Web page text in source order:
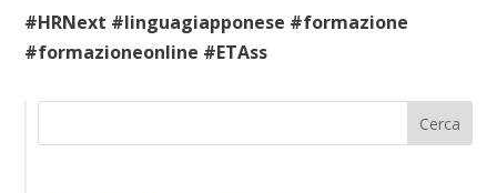
#HRNext #linguagiapponese #formazione
#formazioneonline #ETAss